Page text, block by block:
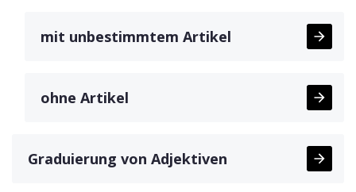
mit unbestimmtem Artikel
ohne Artikel
Graduierung von Adjektiven